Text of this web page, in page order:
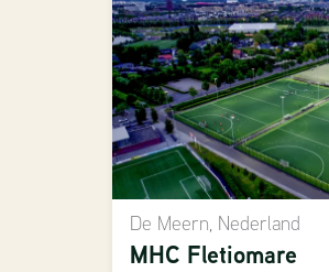
De Meern, Nederland
MHC Fletiomare